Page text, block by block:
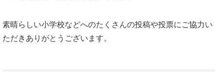
素晴らしい小学校などへのたくさんの投稿や投票にご協力い
ただきありがとうございます。